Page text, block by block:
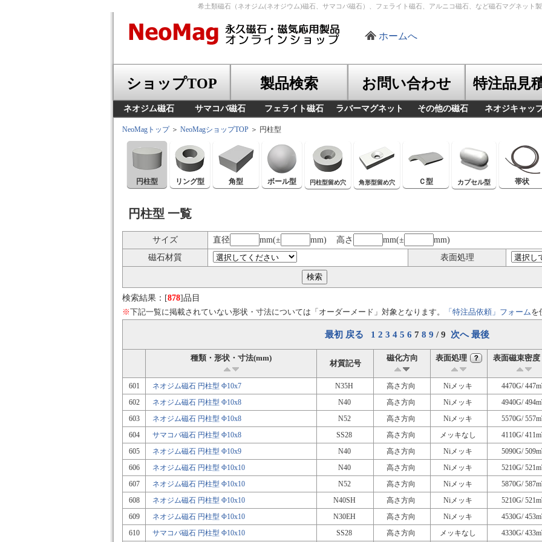
希土類磁石（ネオジム(ネオジウム)磁石、サマコバ磁石）、フェライト磁石、アルニコ磁石、など磁石マグネット
ホームへ
ショップTOP 製品検索 お問い合わせ 特注品見
ネオジム磁石 サマコバ磁石 フェライト磁石 ラバーマグネット その他の磁石 ネオジキャッ
NeoMagトップ＞ NeoMagショップTOP ＞ 円柱型
円柱型 リング型 角型 ボール型 円柱型留め穴 角形型留め穴 Ｃ型 カプセル型 帯状
円柱型 一覧
サイズ 直径 mm(± mm) 高さ mm(±
mm)
磁石材質
表面処理
検索結果：[878]品目
※下記一覧に掲載されていない形状・寸法については「オーダーメード」対象となります。 「特注品依頼」フォームを
最初 戻る 1 2 3 4 5 6 7 8 9 / 9 次へ 最後
種類・形状・寸法(mm)
材質記号
磁化方向 表面処理 ？ 表面磁束密度
601 ネオジム磁石 円柱型 Φ10x7 N35H 高さ方向 Niメッキ
4470G/
602
ネオジム磁石 円柱型 Φ10x8 N40 高さ方向 Niメッキ
4940G/
603
ネオジム磁石 円柱型 Φ10x8 N52 高さ方向 Niメッキ
5570G/
604
サマコバ磁石 円柱型 Φ10x8 SS28 高さ方向 メッキなし
4110G/
605
ネオジム磁石 円柱型 Φ10x9 N40 高さ方向 Niメッキ
5090G/
606
ネオジム磁石 円柱型 Φ10x10 N40 高さ方向 Niメッキ
5210G/
607
ネオジム磁石 円柱型 Φ10x10 N52 高さ方向 Niメッキ
5870G/
608
ネオジム磁石 円柱型 Φ10x10 N40SH 高さ方向 Niメッキ
5210G/
609
ネオジム磁石 円柱型 Φ10x10 N30EH 高さ方向 Niメッキ
4530G/
610
サマコバ磁石 円柱型 Φ10x10 SS28 高さ方向 メッキなし 4330G/